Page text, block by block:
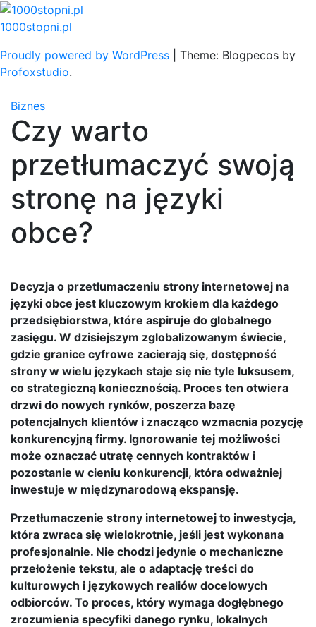
Skip
to
1000stopni.pl
Proudly powered by WordPress
Theme: Blogpecos by
Profoxstudio.
Biznes
Czy warto
przetłumaczyć swoją
stronę na języki
obce?
Decyzja o przetłumaczeniu strony internetowej na
języki obce jest kluczowym krokiem dla każdego
przedsiębiorstwa, które aspiruje do globalnego
zasięgu. W dzisiejszym zglobalizowanym świecie,
gdzie granice cyfrowe zacierają się, dostępność
strony w wielu językach staje się nie tyle luksusem,
co strategiczną koniecznością. Proces ten otwiera
drzwi do nowych rynków, poszerza bazę
potencjalnych klientów i znacząco wzmacnia pozycję
konkurencyjną firmy. Ignorowanie tej możliwości
może oznaczać utratę cennych kontraktów i
pozostanie w cieniu konkurencji, która odważniej
inwestuje w międzynarodową ekspansję.
Przetłumaczenie strony internetowej to inwestycja,
która zwraca się wielokrotnie, jeśli jest wykonana
profesjonalnie. Nie chodzi jedynie o mechaniczne
przełożenie tekstu, ale o adaptację treści do
kulturowych i językowych realiów docelowych
odbiorców. To proces, który wymaga dogłębnego
zrozumienia specyfiki danego rynku, lokalnych